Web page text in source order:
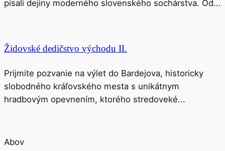
písali dejiny moderného slovenského sochárstva. Od...
Židovské dedičstvo východu II.
Prijmite pozvanie na výlet do Bardejova, historicky
slobodného kráľovského mesta s unikátnym
hradbovým opevnením, ktorého stredoveké...
Abov